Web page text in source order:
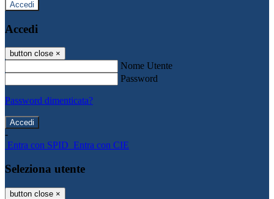
Accedi
Accedi
button close ×
Nome Utente
Password
Password dimenticata?
-
Entra con SPID Entra con CIE
Seleziona utente
button close ×